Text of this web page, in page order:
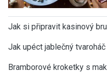
Jak si připravit kasinový
Jak upéct jablečný
Bramborové kroketky s